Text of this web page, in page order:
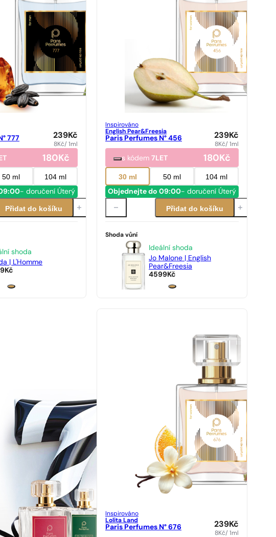
777 239Kč
8Kč/ 1ml
180Kč
50 ml 104 ml
- doručení Úterý
Přidat do košíku
shoda
| L'Homme
Kč
Inspirováno
English Pear&Freesia
Paris Perfumes N° 456 239Kč
8Kč/ 1ml
s kódem 7LET 180Kč
30 ml 50 ml 104 ml
Objednejte do 09:00- doručení Úterý
Přidat do košíku
Shoda vůní
Ideální shoda
Jo Malone | English
Pear&Freesia
4599Kč
Inspirováno
Lolita Land
Paris Perfumes N° 676 239Kč
8Kč/ 1ml